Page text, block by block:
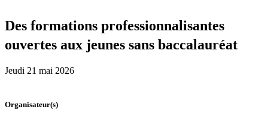
Des formations professionnalisantes
ouvertes aux jeunes sans baccalauréat
Jeudi 21 mai 2026
Organisateur(s)